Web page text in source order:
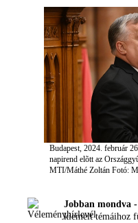
Budapest, 2024. február
napirend elõtt az
MTI/Máthé Zoltán Fotó:
Jobban mondva
kiemelt témáihoz